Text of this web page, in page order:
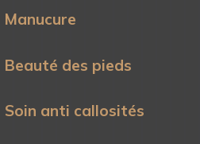
Manucure
Beauté des pieds
Soin anti callosités